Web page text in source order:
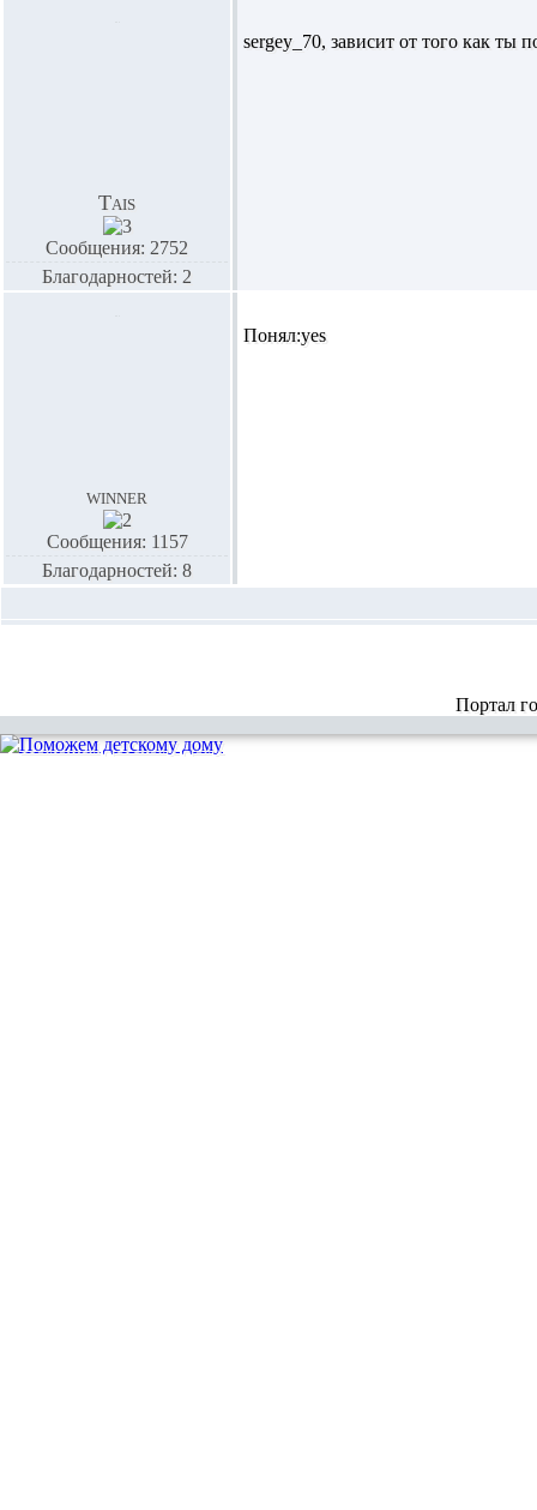
Tais
Сообщения: 2752
Благодарностей: 2
sergey_70, зависит от того как ты
winner
Сообщения: 1157
Благодарностей: 8
Понял:yes
Портал